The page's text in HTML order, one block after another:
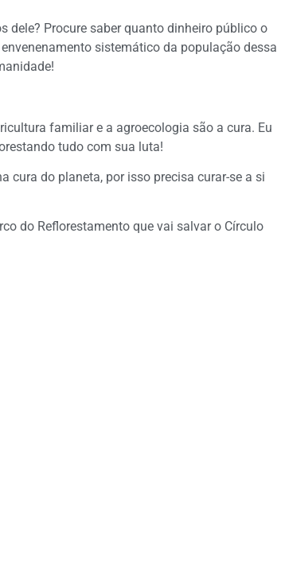
dele? Procure saber quanto dinheiro público o
sistemático da população dessa
familiar e a agroecologia são a cura. Eu
tudo com sua luta!
cura do planeta, por isso precisa curar-se a si
do Reflorestamento que vai salvar o Círculo